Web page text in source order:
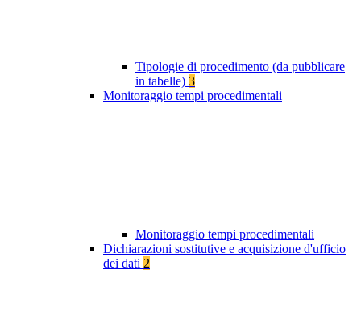
Tipologie di procedimento (da pubblicare
in tabelle) 3
Monitoraggio tempi procedimentali
Monitoraggio tempi procedimentali
Dichiarazioni sostitutive e acquisizione d'ufficio
dei dati 2